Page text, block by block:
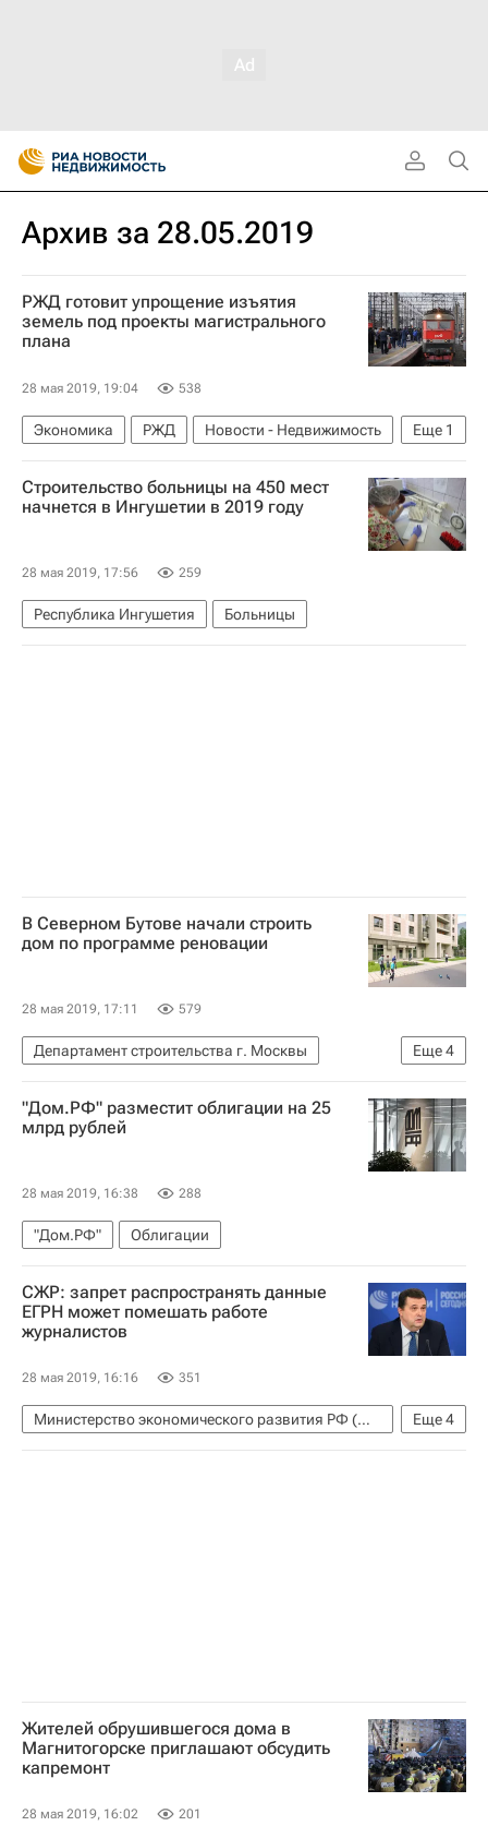
Архив за 28.05.2019
РЖД готовит упрощение изъятия
земель под проекты магистрального
плана
28 мая 2019, 19:04 538
Еще 1
Экономика РЖД
Новости - Недвижимость
Инфраструктура
Строительство больницы на 450 мест
начнется в Ингушетии в 2019 году
28 мая 2019, 17:56 259
Республика Ингушетия Больницы
В Северном Бутове начали строить
дом по программе реновации
28 мая 2019, 17:11 579
Еще4
Департамент строительства г. Москвы
Москва
Андрей Бочкарев
Жилье
Реновация
"Дом.РФ" разместит облигации на 25
млрд рублей
28 мая 2019, 16:38 288
"Дом.РФ" Облигации
СЖР: запрет распространять данные
ЕГРН может помешать работе
журналистов
28 мая 2019, 16:16 351
Еще4
Министерство экономического развития РФ (Минэкономразвития России)
Союз журналистов России
Жителей обрушившегося дома в
Магнитогорске приглашают обсудить
капремонт
28 мая 2019, 16:02 201